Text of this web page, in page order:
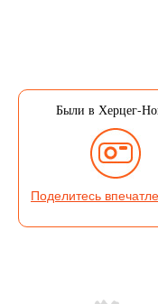
Были в Херцег-
Поделитесь